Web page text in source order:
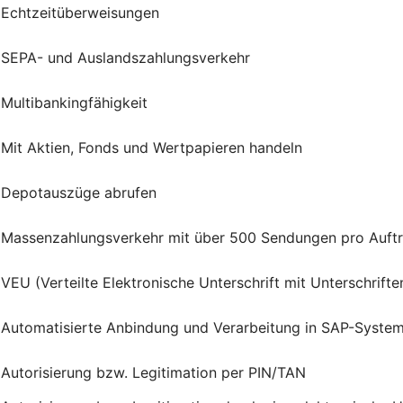
Echtzeitüberweisungen
SEPA- und Auslandszahlungsverkehr
Multibankingfähigkeit
Mit Aktien, Fonds und Wertpapieren handeln
Depotauszüge abrufen
Massenzahlungsverkehr mit über 500 Sendungen pro
VEU (Verteilte Elektronische Unterschrift mit
Automatisierte Anbindung und Verarbeitung in SAP-
Autorisierung bzw. Legitimation per PIN/TAN